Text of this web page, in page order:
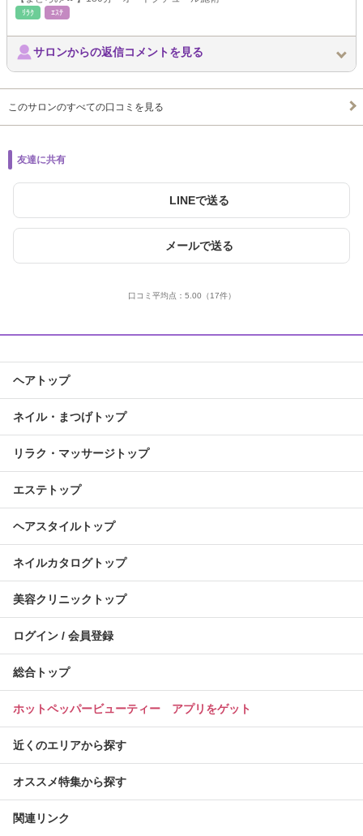
ﾘﾗｸ ｴｽﾃ
サロンからの返信コメントを見る
このサロンのすべての口コミを見る
友達に共有
LINEで送る
メールで送る
口コミ平均点： 5.00 （17件）
ヘアトップ
ネイル・まつげトップ
リラク・マッサージトップ
エステトップ
ヘアスタイルトップ
ネイルカタログトップ
美容クリニックトップ
ログイン / 会員登録
総合トップ
ホットペッパービューティー アプリをゲット
近くのエリアから探す
オススメ特集から探す
関連リンク